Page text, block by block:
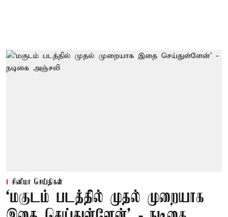
சினிமா செய்திகள்
‘மகுடம் படத்தில் முதல் முறையாக